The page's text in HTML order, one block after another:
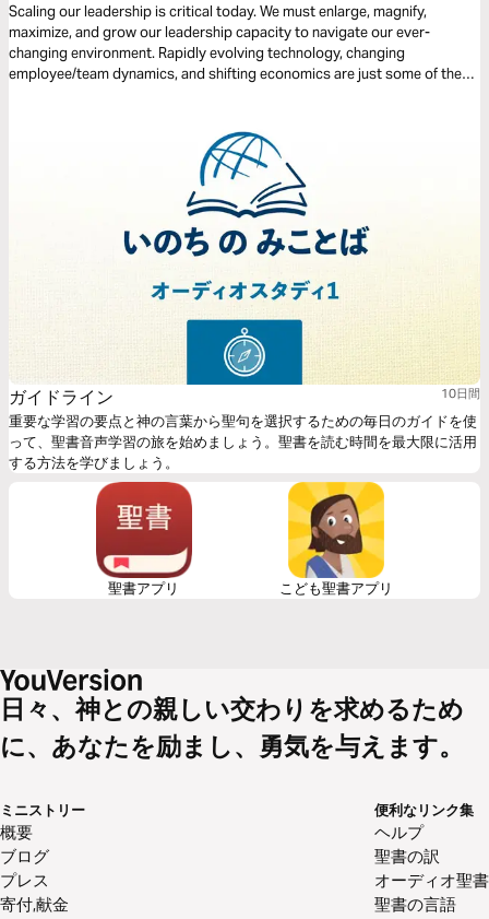
Scaling our leadership is critical today. We must enlarge, magnify,
maximize, and grow our leadership capacity to navigate our ever-
changing environment. Rapidly evolving technology, changing
employee/team dynamics, and shifting economics are just some of the
relationships. Dive in today to gain practical, relevant leadership insight.
ガイドライン 10日間
重要な学習の要点と神の言葉から聖句を選択するための毎日のガイドを使
って、聖書音声学習の旅を始めましょう。聖書を読む時間を最大限に活用
する方法を学びましょう。
聖書アプリ こども聖書アプリ
日々、神との親しい交わりを求めるため
に、あなたを励まし、勇気を与えます。
ミニストリー
概要
ブログ
プレス
寄付,献金
便利なリンク集
ヘルプ
聖書の訳
オーディオ聖書
聖書の言語